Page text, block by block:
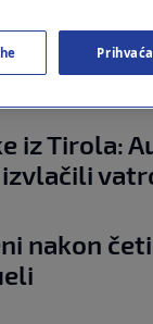
PROMJENE
iz Tirola:
nakon